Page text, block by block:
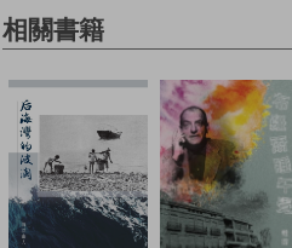
相關書籍